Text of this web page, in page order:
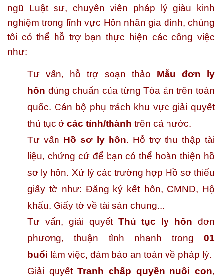
ngũ Luật sư, chuyên viên pháp lý giàu kinh
nghiệm trong lĩnh vực Hôn nhân gia đình, chúng
tôi có thể hỗ trợ bạn thực hiện các công việc
như:
Tư vấn, hỗ trợ soạn thảo Mẫu đơn ly
hôn đúng chuẩn của từng Tòa án trên toàn
quốc. Cán bộ phụ trách khu vực giải quyết
thủ tục ở các tỉnh/thành trên cả nước.
Tư vấn Hồ sơ ly hôn. Hỗ trợ thu thập tài
liệu, chứng cứ để bạn có thể hoàn thiện hồ
sơ ly hôn. Xử lý các trường hợp Hồ sơ thiếu
giấy tờ như: Đăng ký kết hôn, CMND, Hộ
khẩu, Giấy tờ về tài sản chung,..
Tư vấn, giải quyết Thủ tục ly hôn đơn
phương, thuận tình nhanh trong 01
buổi làm việc, đảm bảo an toàn về pháp lý.
Giải quyếtTranh chấp quyền nuôi con,